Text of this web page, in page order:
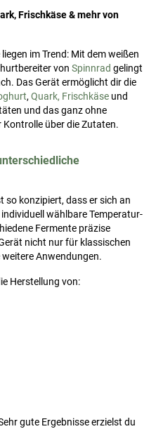
Frischkäse & mehr von
im Trend: Mit dem weißen
von Spinnrad gelingt
Das Gerät ermöglicht dir die
,Quark, Frischkäse und
und das ganz ohne
über die Zutaten.
so konzipiert, dass er sich an
wählbare Temperatur-
Fermente präzise
nicht nur für klassischen
Anwendungen.
Herstellung von:
gute Ergebnisse erzielst du